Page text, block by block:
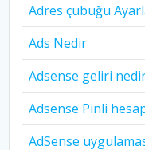
Adres çubuğu
Ads Nedir
Adsense geliri
Adsense Pinli
AdSense